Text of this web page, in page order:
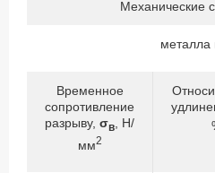
Механические
металла
Временное
сопротивление
разрыву, σв
, Н/
мм2